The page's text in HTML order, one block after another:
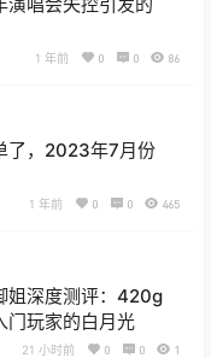
1 年前 0 0 86
了，2023年7月份
1 年前 0 0 465
姐深度测评：420g
门玩家的白月光
21 小时前 0 0 1